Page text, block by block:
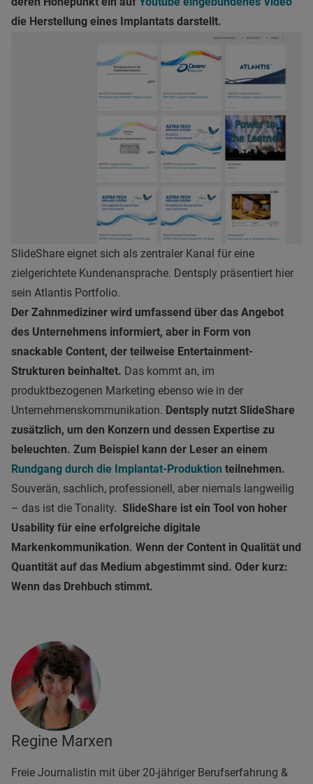
die Herstellung eines Implantats darstellt.
SlideShare eignet sich als zentraler Kanal für eine
zielgerichtete Kundenansprache. Dentsply präsentiert hier
sein Atlantis Portfolio.
Der Zahnmediziner wird umfassend über das Angebot
des Unternehmens informiert, aber in Form von
snackable Content, der teilweise Entertainment-
Strukturen beinhaltet. Das kommt an, im
produktbezogenen Marketing ebenso wie in der
Unternehmenskommunikation. Dentsply nutzt SlideShare
zusätzlich, um den Konzern und dessen Expertise zu
beleuchten. Zum Beispiel kann der Leser an einem
Rundgang durch die Implantat-Produktion teilnehmen.
Souverän, sachlich, professionell, aber niemals langweilig
– das ist die Tonality. SlideShare ist ein Tool von hoher
Usability für eine erfolgreiche digitale
Markenkommunikation. Wenn der Content in Qualität und
Quantität auf das Medium abgestimmt sind. Oder kurz:
Wenn das Drehbuch stimmt.
Regine Marxen
Freie Journalistin mit über 20-jähriger Berufserfahrung &